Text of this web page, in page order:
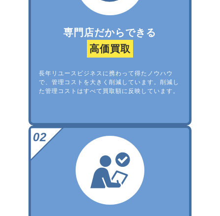
専門店だからできる
高価買取
長年リユースビジネスに携わって得たノウハウ
で、管理コストを大きく削減しています。削減し
た管理コストはすべて買取額に反映しています。